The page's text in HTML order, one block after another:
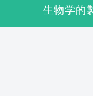
生物学的